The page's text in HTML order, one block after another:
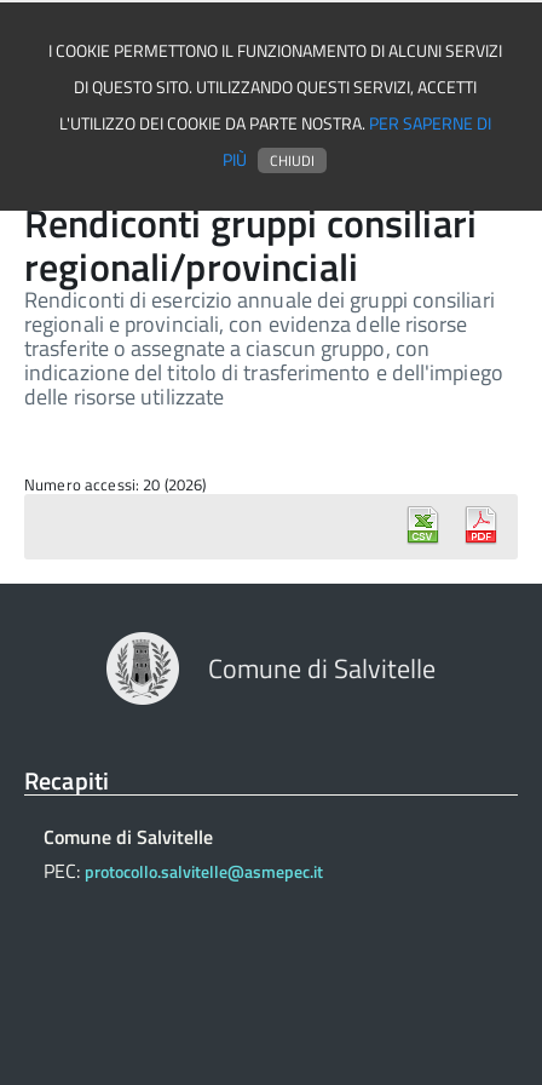
Comune di Salvitelle
Rendiconti gruppi consiliari
regionali/provinciali
Rendiconti di esercizio annuale dei gruppi consiliari
regionali e provinciali, con evidenza delle risorse
trasferite o assegnate a ciascun gruppo, con
indicazione del titolo di trasferimento e dell'impiego
delle risorse utilizzate
Numero accessi: 20 (2026)
Comune di Salvitelle
Recapiti
Comune di Salvitelle
PEC: protocollo.salvitelle@asmepec.it
I COOKIE PERMETTONO IL FUNZIONAMENTO DI ALCUNI SERVIZI
DI QUESTO SITO. UTILIZZANDO QUESTI SERVIZI, ACCETTI
L'UTILIZZO DEI COOKIE DA PARTE NOSTRA. PER SAPERNE DI
PIÙ
CHIUDI